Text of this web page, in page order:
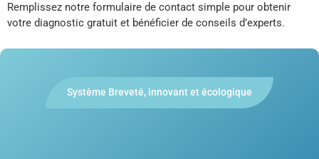
Remplissez notre formulaire de contact simple pour obtenir
votre diagnostic gratuit et bénéficier de conseils d’experts.
Système Breveté, innovant et écologique